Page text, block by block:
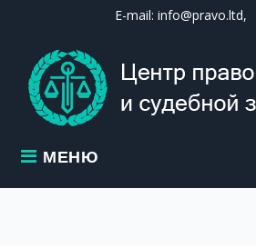
content
E-mail: info@pravo.ltd,
МЕНЮ